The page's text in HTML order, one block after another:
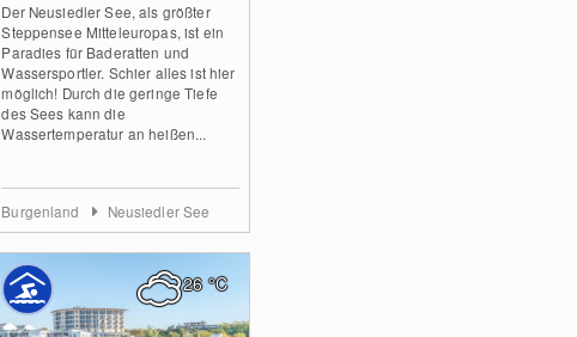
Der Neusiedler See, als größter
Steppensee Mitteleuropas, ist ein
Paradies für Baderatten und
Wassersportler. Schier alles ist hier
möglich! Durch die geringe Tiefe
des Sees kann die
Wassertemperatur an heißen...
Burgenland Neusiedler See
26°C